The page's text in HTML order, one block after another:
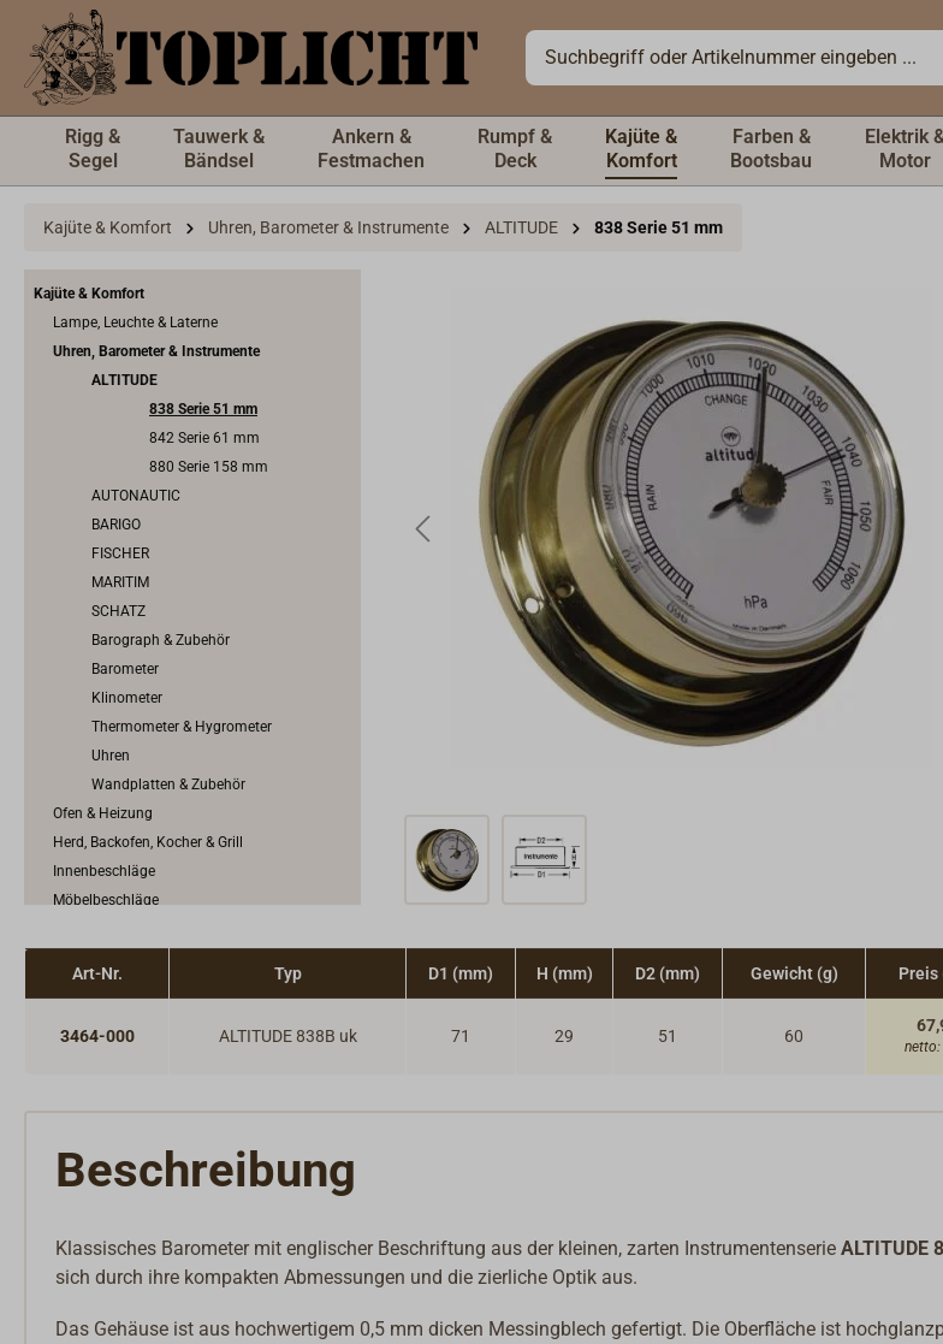
springen
Rigg &
Segel
Tauwerk &
Bändsel
Ankern &
Festmachen
Rumpf &
Deck
Kajüte &
Komfort
Farben &
Bootsbau
Elektrik
Motor
Kajüte & Komfort Uhren, Barometer & Instrumente ALTITUDE 838 Serie 51 mm
Kajüte & Komfort
Lampe, Leuchte & Laterne
Uhren, Barometer & Instrumente
ALTITUDE
838 Serie 51 mm
842 Serie 61 mm
880 Serie 158 mm
AUTONAUTIC
BARIGO
FISCHER
MARITIM
SCHATZ
Barograph & Zubehör
Barometer
Klinometer
Thermometer & Hygrometer
Uhren
Wandplatten & Zubehör
Ofen & Heizung
Herd, Backofen, Kocher & Grill
Innenbeschläge
Möbelbeschläge
Haken
Art-Nr. Typ D1 (mm) H (mm) D2 (mm) Gewicht (g) Preis
3464-000 ALTITUDE 838B uk 71 29 51 60
netto:
Beschreibung
Klassisches Barometer mit englischer Beschriftung aus der kleinen, zarten Instrumentenserie ALTITUDE
sich durch ihre kompakten Abmessungen und die zierliche Optik aus.
Das Gehäuse ist aus hochwertigem 0,5 mm dicken Messingblech gefertigt. Die Oberfläche ist